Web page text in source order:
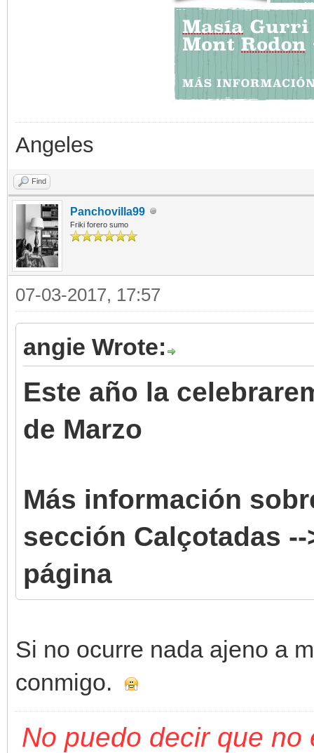
Angeles
Find
Panchovilla99
Friki forero sumo
07-03-2017, 17:57
angie Wrote:
Este año la
de Marzo
Más información
sección Calçotadas
página
Si no ocurre nada ajeno a
conmigo.
No puedo decir que